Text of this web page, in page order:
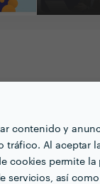
contenido y
tráfico. Al aceptar
cookies permite
servicios, así
que quiere